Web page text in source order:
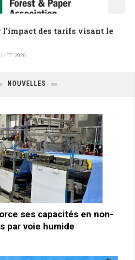
l’impact des tarifs visant le
2026
NOUVELLES
ses capacités en non-
par voie humide